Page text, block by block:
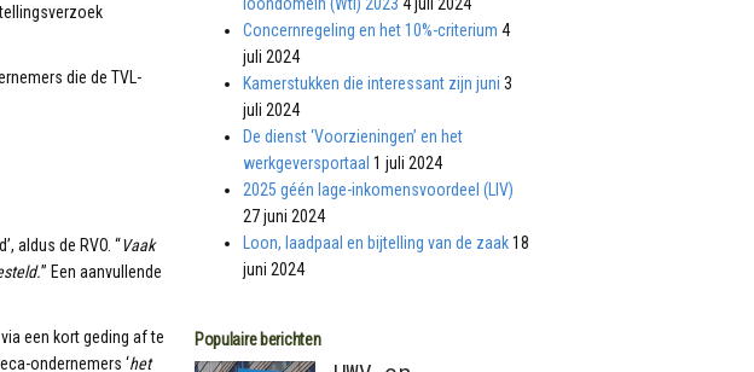
die de TVL-
aldus de RVO. “Vaak
” Een aanvullende
een kort geding af te
ondernemers ‘het
Concernregeling en het 10%-criterium 4
juli 2024
Kamerstukken die interessant zijn juni 3
juli 2024
De dienst ‘Voorzieningen’ en het
werkgeversportaal 1 juli 2024
2025 géén lage-inkomensvoordeel (LIV)
27 juni 2024
Loon, laadpaal en bijtelling van de zaak 18
juni 2024
Populaire berichten